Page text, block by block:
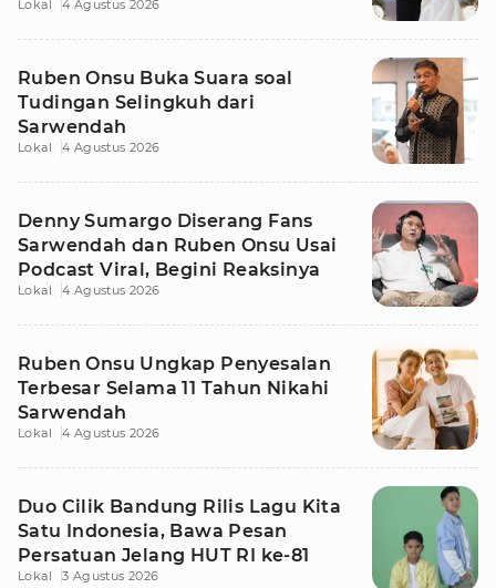
Lokal 4 Agustus 2026
Ruben Onsu Buka Suara soal
Tudingan Selingkuh dari
Sarwendah
Lokal 4 Agustus 2026
Denny Sumargo Diserang Fans
Sarwendah dan Ruben Onsu Usai
Podcast Viral, Begini Reaksinya
Lokal 4 Agustus 2026
Ruben Onsu Ungkap Penyesalan
Terbesar Selama 11 Tahun Nikahi
Sarwendah
Lokal 4 Agustus 2026
Duo Cilik Bandung Rilis Lagu Kita
Satu Indonesia, Bawa Pesan
Persatuan Jelang HUT RI ke-81
Lokal 3 Agustus 2026